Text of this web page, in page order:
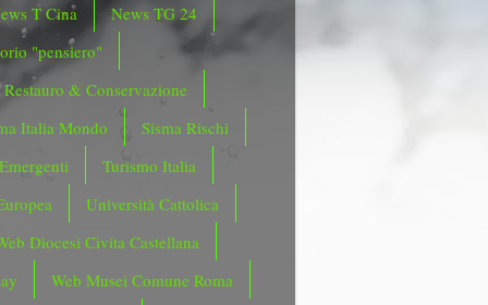
T Cina
News TG 24
"pensiero"
Restauro & Conservazione
Italia Mondo
Sisma Rischi
Turismo Italia
Università Cattolica
Diocesi Civita Castellana
Web Musei Comune Roma